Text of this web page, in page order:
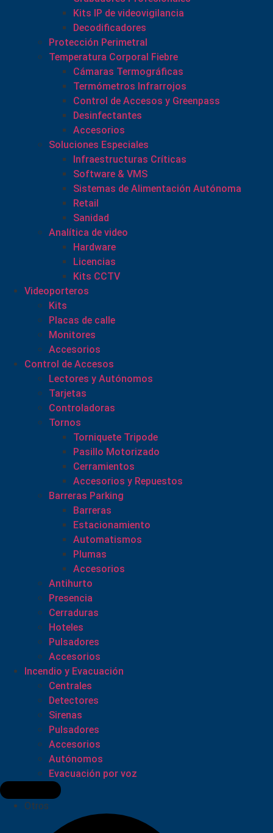
Kits IP de videovigilancia
Decodificadores
Protección Perimetral
Temperatura Corporal Fiebre
Cámaras Termográficas
Termómetros Infrarrojos
Control de Accesos y Greenpass
Desinfectantes
Accesorios
Soluciones Especiales
Infraestructuras Críticas
Software & VMS
Sistemas de Alimentación Autónoma
Retail
Sanidad
Analítica de video
Hardware
Licencias
Kits CCTV
Videoporteros
Kits
Placas de calle
Monitores
Accesorios
Control de Accesos
Lectores y Autónomos
Tarjetas
Controladoras
Tornos
Torniquete Tripode
Pasillo Motorizado
Cerramientos
Accesorios y Repuestos
Barreras Parking
Barreras
Estacionamiento
Automatismos
Plumas
Accesorios
Antihurto
Presencia
Cerraduras
Hoteles
Pulsadores
Accesorios
Incendio y Evacuación
Centrales
Detectores
Sirenas
Pulsadores
Accesorios
Autónomos
Evacuación por voz
Otros